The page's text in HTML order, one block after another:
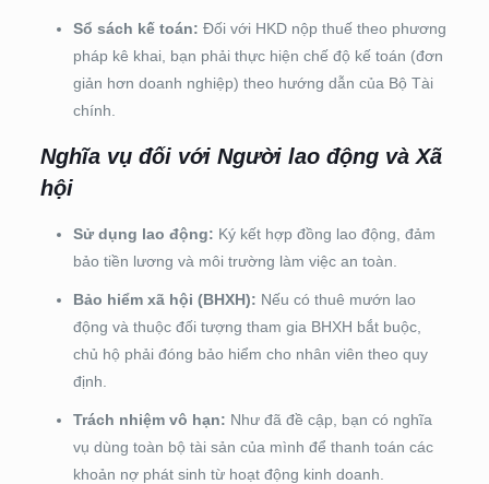
Sổ sách kế toán: Đối với HKD nộp thuế theo phương
pháp kê khai, bạn phải thực hiện chế độ kế toán (đơn
giản hơn doanh nghiệp) theo hướng dẫn của Bộ Tài
chính.
Nghĩa vụ đối với Người lao động và Xã
hội
Sử dụng lao động: Ký kết hợp đồng lao động, đảm
bảo tiền lương và môi trường làm việc an toàn.
Bảo hiểm xã hội (BHXH): Nếu có thuê mướn lao
động và thuộc đối tượng tham gia BHXH bắt buộc,
chủ hộ phải đóng bảo hiểm cho nhân viên theo quy
định.
Trách nhiệm vô hạn: Như đã đề cập, bạn có nghĩa
vụ dùng toàn bộ tài sản của mình để thanh toán các
khoản nợ phát sinh từ hoạt động kinh doanh.